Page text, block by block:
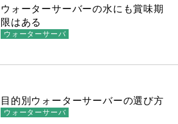
ウォーターサーバーの水にも賞味期
限はある
ウォーターサーバ
目的別ウォーターサーバーの選び方
ウォーターサーバ